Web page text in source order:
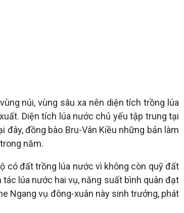
núi, vùng sâu xa nên diện tích trồng lúa
Diện tích lúa nước chủ yếu tập trung tại
đồng bào Bru-Vân Kiều những bản làm
năm.
có đất trồng lúa nước vì không còn quỹ đất
lúa nước hai vụ, năng suất bình quân đạt
Ngang vụ đông-xuân này sinh trưởng, phát